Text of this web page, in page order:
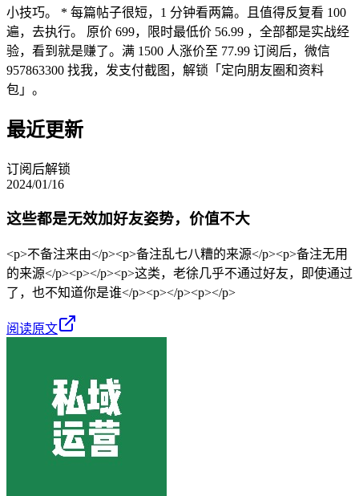
小技巧。 * 每篇帖子很短，1 分钟看两篇。且值得反复看 100
遍，去执行。 原价 699，限时最低价 56.99 ，全部都是实战经
验，看到就是赚了。满 1500 人涨价至 77.99 订阅后，微信
957863300 找我，发支付截图，解锁「定向朋友圈和资料
包」。
最近更新
订阅后解锁
2024/01/16
这些都是无效加好友姿势，价值不大
<p>不备注来由</p><p>备注乱七八糟的来源</p><p>备注无用
的来源</p><p></p><p>这类，老徐几乎不通过好友，即使通过
了，也不知道你是谁</p><p></p><p></p>
阅读原文